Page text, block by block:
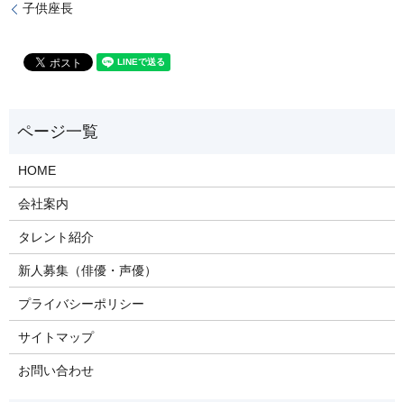
子供座長
HOME
会社案内
タレント紹介
新人募集（俳優・声優）
プライバシーポリシー
サイトマップ
お問い合わせ